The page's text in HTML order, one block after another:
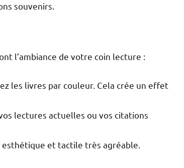
souvenirs.
l’ambiance de votre coin lecture :
les livres par couleur. Cela crée un effet
lectures actuelles ou vos citations
et tactile très agréable.